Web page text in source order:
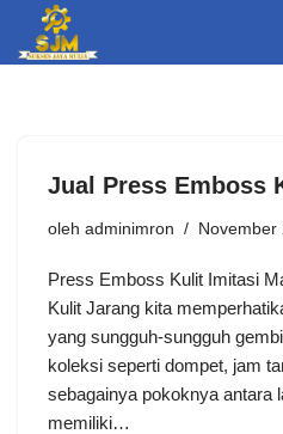
Lompat
Jual Press Emboss
oleh adminimron November
Press Emboss Kulit Imitasi
Kulit Jarang kita
yang sungguh-sungguh
koleksi seperti dompet, jam
sebagainya pokoknya antara
memiliki…